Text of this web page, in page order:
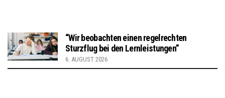
“Wir beobachten einen regelrechten
Sturzflug bei den Lernleistungen”
6. AUGUST 2026